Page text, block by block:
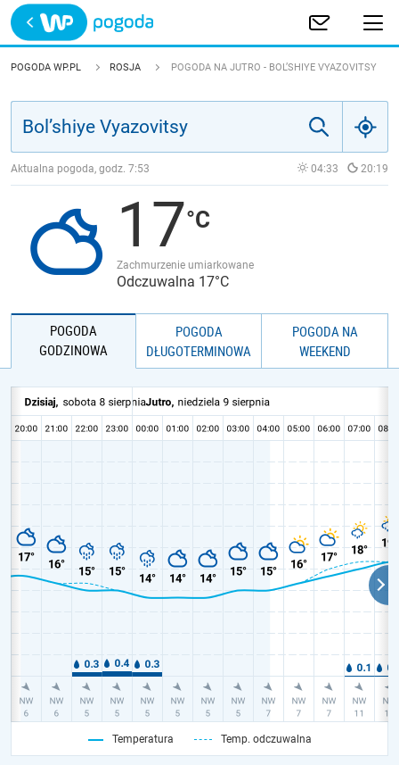
Trwa ładowanie
POLSKA
JAKOŚĆ POWIETRZA
POGODA WP.PL ROSJA POGODA NA JUTRO - BOL’SHIYE VYAZOVITSY
Aktualna pogoda, godz. 7:53 04:33 20:19
17
Zachmurzenie umiarkowane
Odczuwalna 17°C
POGODA
GODZINOWA
POGODA
DŁUGOTERMINOWA
POGODA NA
WEEKEND
Temperatura Temp. odczuwalna